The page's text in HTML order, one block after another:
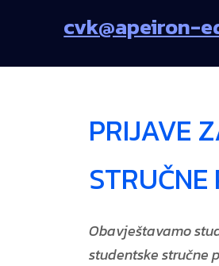
cvk@apeiron-
PRIJAVE
Obavještavamo
studentske stručne